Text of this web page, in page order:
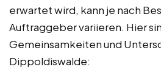
erwartet wird, kann je nach
Auftraggeber variieren. Hier
Gemeinsamkeiten und
Dippoldiswalde: